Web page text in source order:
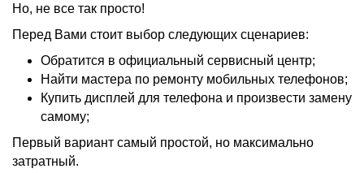
Но, не все так просто!
Перед Вами стоит выбор следующих сценариев:
Обратится в официальный сервисный центр;
Найти мастера по ремонту мобильных телефонов;
Купить дисплей для телефона и произвести замену
самому;
Первый вариант самый простой, но максимально
затратный.